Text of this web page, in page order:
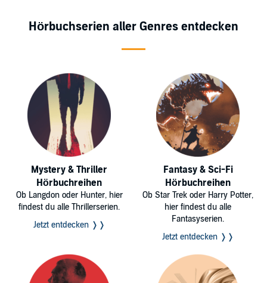
Hörbuchserien aller Genres entdecken
Mystery & Thriller
Hörbuchreihen
Ob Langdon oder Hunter, hier
findest du alle Thrillerserien.
Jetzt entdecken ❭❭
Fantasy & Sci-Fi
Hörbuchreihen
Ob Star Trek oder Harry Potter,
hier findest du alle
Fantasyserien.
Jetzt entdecken ❭❭